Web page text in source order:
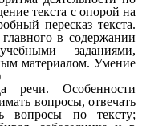
текста с опорой на
пересказ текста.
в содержании
заданиями,
материалом. Умение
речи. Особенности
вопросы, отвечать
вопросы по тексту;